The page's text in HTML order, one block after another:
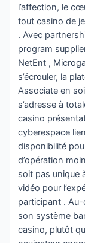
l’affection, le
tout casino de
. Avec
program
NetEnt ,
s’écrouler, la
Associate en
s’adresse à
casino
cyberespace
disponibilité
d’opération
soit pas unique
vidéo pour
participant .
son système
casino, plutôt